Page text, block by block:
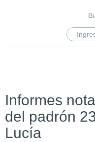
Informes
del padrón
Lucía